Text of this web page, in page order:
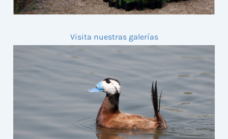
Visita nuestras galerías